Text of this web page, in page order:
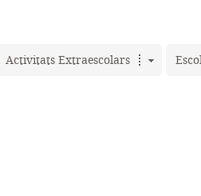
Activitats Extraescolars